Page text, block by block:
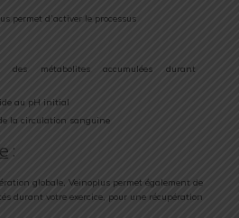
permet d’activer le processus
des métabolites accumulées durant
au pH initial
la circulation sanguine
:
globale, Veinoplus permet également de
durant votre exercice, pour une récupération